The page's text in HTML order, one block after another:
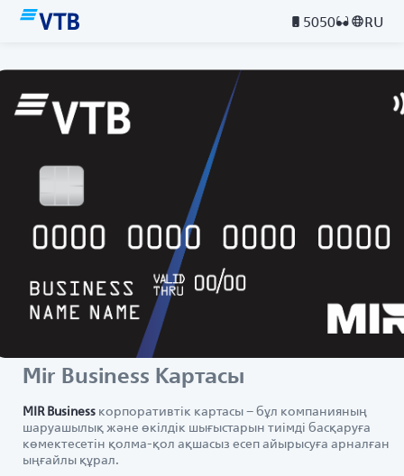
5050 RU
Mir Business Картасы
MIR Business корпоративтік картасы – бұл компанияның
шаруашылық және өкілдік шығыстарын тиімді басқаруға
көмектесетін қолма-қол ақшасыз есеп айырысуға арналған
ыңғайлы құрал.